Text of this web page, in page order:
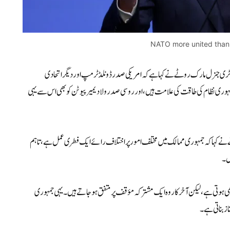
NATO more united
جنرل مارک روٹے نے کہا ہے کہ امریکی صدر ڈونلڈ ٹرمپ اور دیگر اتحادی
نظام کی طاقت کی علامت ہیں، اور روسی صدر ولادیمیر پیوٹن کو بھی اس سے یہی
نے کہا کہ جمہوری ممالک میں مختلف امور پر اختلاف رائے ایک فطری عمل ہے، تاہم
ہے، لیکن آخرکار وہ ایک مشترکہ مؤقف پر متفق ہو جاتے ہیں۔ یہی جمہوری
بناتی ہے۔